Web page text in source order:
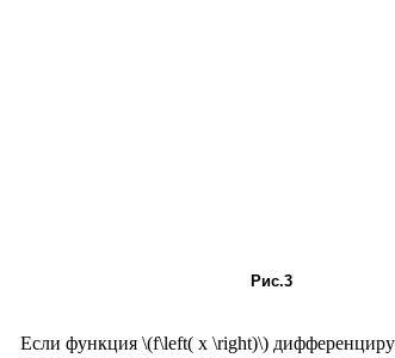
Рис.3
Если функция \(f\left( x \right)\)